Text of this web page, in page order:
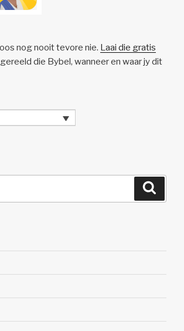
nog nooit tevore nie. Laai die gratis
die Bybel, wanneer en waar jy dit